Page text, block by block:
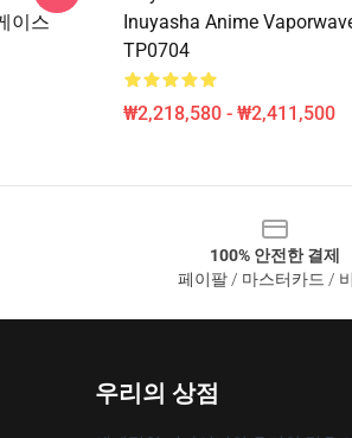
이스
Inuyasha Anime
TP0704
₩2,218,580 - ₩2,411,500
100% 안전한 결제
페이팔 / 마스터카드 /
우리의 상점